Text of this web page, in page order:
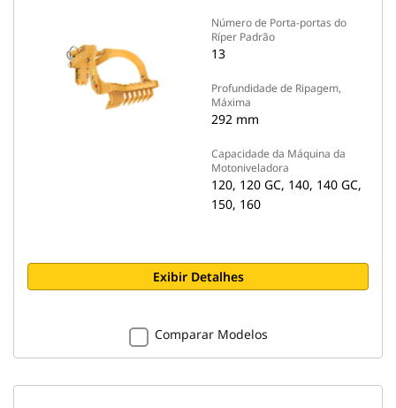
Número de Porta-portas do
Ríper Padrão
13
Profundidade de Ripagem,
Máxima
292 mm
Capacidade da Máquina da
Motoniveladora
120, 120 GC, 140, 140 GC,
150, 160
Exibir Detalhes
Comparar Modelos